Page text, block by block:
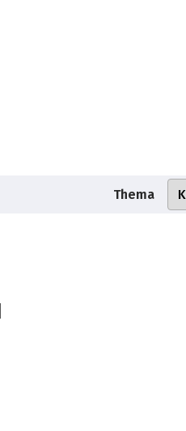
Thema